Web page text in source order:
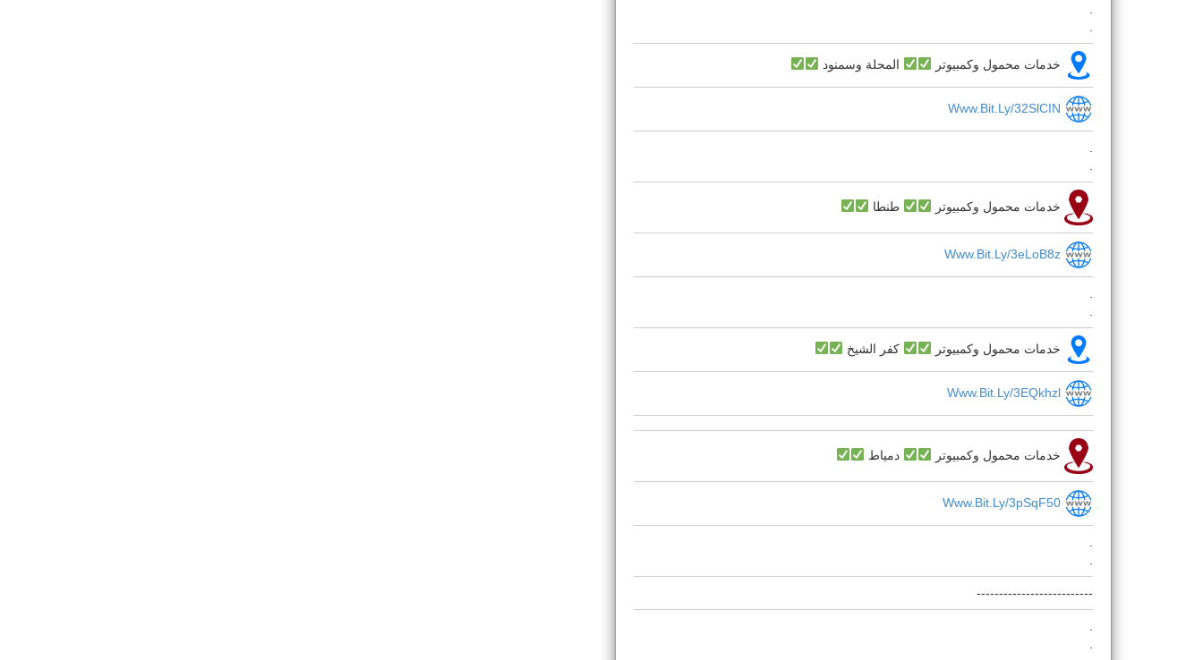
خدمات محمول وكمبيوتر المحلة وسمنود
Www.bit.ly/32SlCIN
خدمات محمول وكمبيوتر طنطا
Www.bit.ly/3eLoB8z
خدمات محمول وكمبيوتر كفر الشيخ
Www.bit.ly/3EQkhzl
خدمات محمول وكمبيوتر دمياط
Www.bit.ly/3pSqF50
--------------------------